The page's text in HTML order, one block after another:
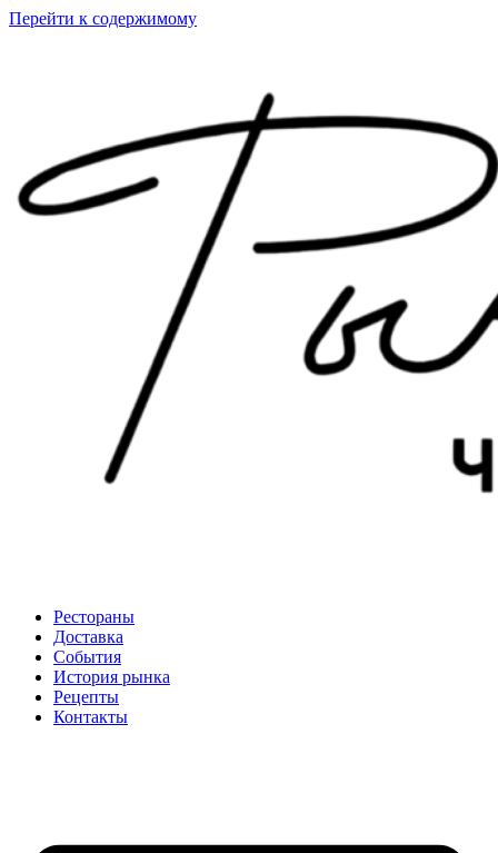
Перейти к содержимому
Рестораны
Доставка
События
История рынка
Рецепты
Контакты